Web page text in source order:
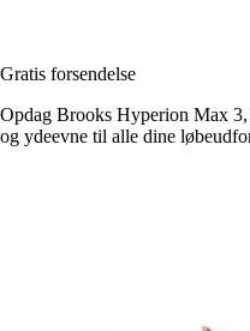
Gratis forsendelse
Opdag Brooks Hyperion Max
og ydeevne til alle dine